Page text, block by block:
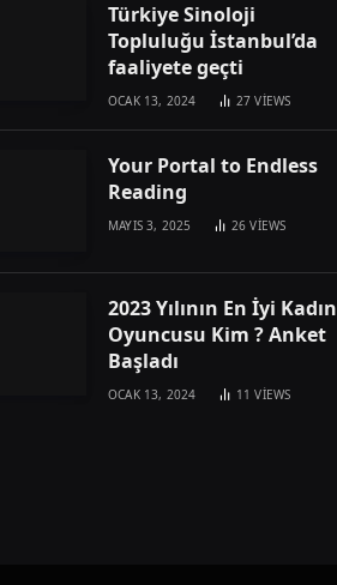
Türkiye Sinoloji
Topluluğu İstanbul’da
faaliyete geçti
OCAK 13, 2024 27VIEWS
Your Portal to Endless
Reading
MAYIS 3, 2025 26VIEWS
2023 Yılının En İyi Kadın
Oyuncusu Kim ? Anket
Başladı
OCAK 13, 2024 11VIEWS